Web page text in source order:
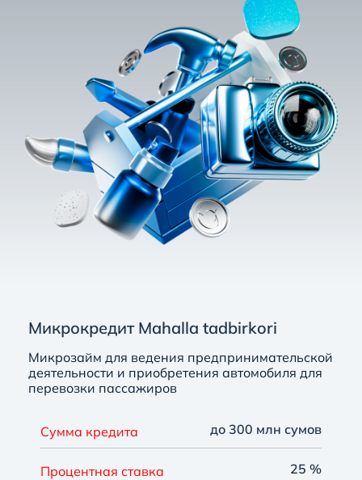
Микрокредит Mahalla tadbirkori
Микрозайм для ведения предпринимательской
деятельности и приобретения автомобиля для
перевозки пассажиров
Сумма кредита до 300 млн сумов
Процентная ставка 25 %